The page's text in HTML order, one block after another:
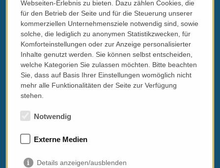
des Hauses)
Picknick für 2 (organisiert vom Winzer auf seinem Grundstück)
Privatführung mit Verkostung in einer Kleinbrauerei (10 km,
Massagen und Behandlungen im Wellnessbereich
Privatführungen in den Kunststädten (Todi, Assisi, Orvieto,
Foligno ...) in deutscher Sprache (2 - 3h)
Italienischlektionen mit Privatlehrer in der Unterkunft oder in
einer Sprachschule im nahen Todi
Ganztagespartie mit deutschsprachigem Guide mit Besuch und
Verkostung bei Winzern und anderen Genusshandwerkern
(Olivenöl, Trüffel, Linsen, Bier ... - nach Absprache). Guide fährt
Weitere Winzerbesuche mit Führung und Verkostungen
Webseiten-Erlebnis zu bieten. Dazu zählen Cookies, die
für den Betrieb der Seite und für die Steuerung unserer
kommerziellen Unternehmensziele notwendig sind, sowie
solche, die lediglich zu anonymen Statistikzwecken, für
Komforteinstellungen oder zur Anzeige personalisierter
Inhalte genutzt werden. Sie können selbst entscheiden,
welche Kategorien Sie zulassen möchten. Bitte beachten
Sie, dass auf Basis Ihrer Einstellungen womöglich nicht
mehr alle Funktionalitäten der Seite zur Verfügung
stehen.
Notwendig
Externe Medien
Details anzeigen/ausblenden